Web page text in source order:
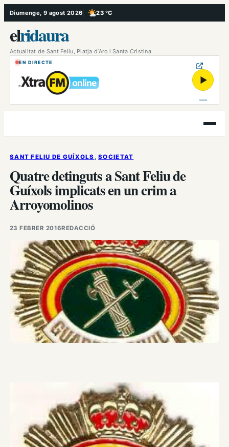
Vés
al
contingut
Diumenge, 9 agost 2026 23 °C
, Poc ennuvolat
elridaura
Actualitat de Sant Feliu, Platja d’Aro i Santa Cristina.
EN DIRECTE
▶
Obre
el
SANT FELIU DE GUÍXOLS , SOCIETAT
Quatre detinguts a Sant Feliu de
Guíxols implicats en un crim a
Arroyomolinos
23 FEBRER 2016REDACCIÓ